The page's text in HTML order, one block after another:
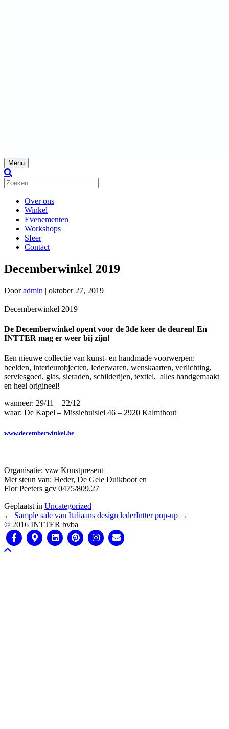
Menu
Over ons
Winkel
Evenementen
Workshops
Sfeer
Contact
Decemberwinkel 2019
Dooradmin | oktober 27, 2019
Decemberwinkel 2019
De Decemberwinkel opent voor de 3de keer de deuren! En
INTTER mag er weer bij zijn!
Een nieuwe collectie van kunst- en handmade voorwerpen:
beelden, interieurobjecten, lederwaren, wenskaarten, verlichting,
serviesgoed, glas, sieraden, schilderijen, textiel, alles handgemaakt
en heel origineel!
wanneer: 29/11 – 22/12
waar: De Kapel – Missiehuislei 46 – 2920 Kalmthout
www.decemberwinkel.be
Organisatie: vzw Kunstpresent
Met steun van: Heder, De Gele Duikboot en
Flor Peeters gcv 0475/809.27
Geplaatst in Uncategorized
← Sample sale van Italiaans design lederIntter pop-up →
© 2016 INTTER bvba
FacebookGoogle-LinkedinPinterestInstagramEmail
Scroll